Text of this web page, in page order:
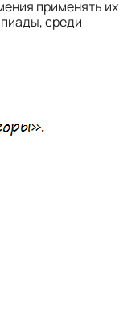
применять их
среди